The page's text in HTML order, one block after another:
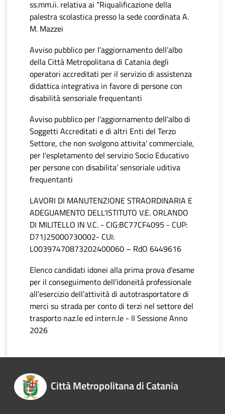
ss.mm.ii. relativa ai “Riqualificazione della
palestra scolastica presso la sede coordinata A.
M. Mazzei
Avviso pubblico per l’aggiornamento dell’albo
della Città Metropolitana di Catania degli
operatori accreditati per il servizio di assistenza
didattica integrativa in favore di persone con
disabilità sensoriale frequentanti
Avviso pubblico per l'aggiornamento dell’albo di
Soggetti Accreditati e di altri Enti del Terzo
Settore, che non svolgono attivita' commerciale,
per l'espletamento del servizio Socio Educativo
per persone con disabilita’ sensoriale uditiva
frequentanti
LAVORI DI MANUTENZIONE STRAORDINARIA E
ADEGUAMENTO DELL'ISTITUTO V.E. ORLANDO
DI MILITELLO IN V.C. - CIG:BC77CF4095 - CUP:
D71J25000730002- CUI:
L00397470873202400060 – RdO 6449616
Elenco candidati idonei alla prima prova d’esame
per il conseguimento dell’idoneità professionale
all’esercizio dell’attività di autotrasportatore di
merci su strada per conto di terzi nel settore del
trasporto naz.le ed intern.le - II Sessione Anno
2026
Città Metropolitana di Catania